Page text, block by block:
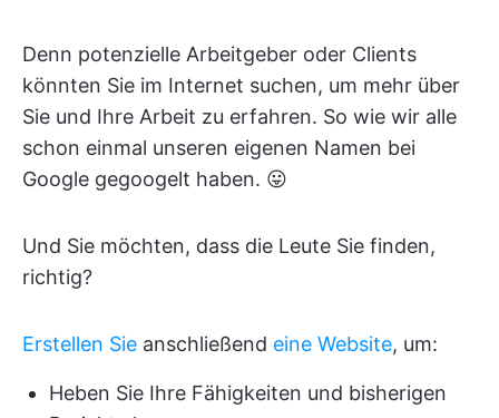
Denn potenzielle Arbeitgeber oder Clients
könnten Sie im Internet suchen, um mehr über
Sie und Ihre Arbeit zu erfahren. So wie wir alle
schon einmal unseren eigenen Namen bei
Google gegoogelt haben. 😛
Und Sie möchten, dass die Leute Sie finden,
richtig?
Erstellen Sie anschließend eine Website, um:
Heben Sie Ihre Fähigkeiten und bisherigen